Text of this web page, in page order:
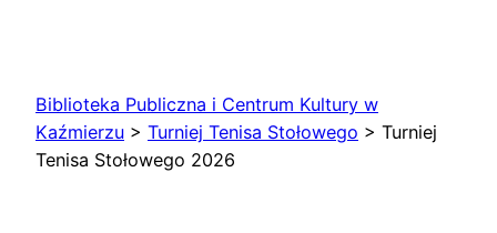
Biblioteka Publiczna i Centrum Kultury w
Kaźmierzu > Turniej Tenisa Stołowego > Turniej
Tenisa Stołowego 2026